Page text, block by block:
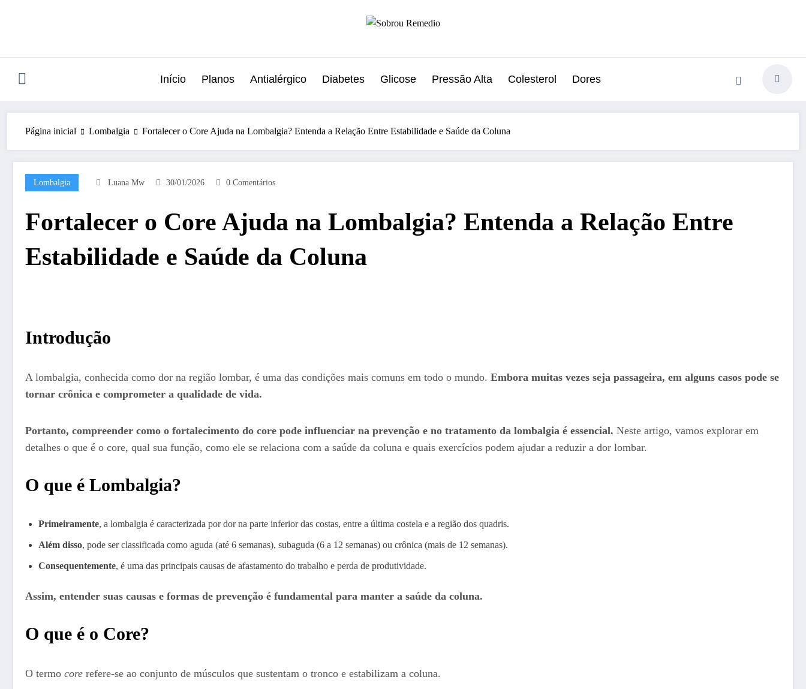
Início Planos Antialérgico Diabetes Glicose Pressão Alta Colesterol Dores
Página inicial Lombalgia Fortalecer o Core Ajuda na Lombalgia? Entenda a Relação Entre Estabilidade e Saúde da Coluna
Lombalgia Luana Mw 30/01/2026 0 Comentários
Fortalecer o Core Ajuda na Lombalgia? Entenda a Relação Entre
Estabilidade e Saúde da Coluna
Introdução
A lombalgia, conhecida como dor na região lombar, é uma das condições mais comuns em todo o mundo. Embora muitas vezes seja passageira, em alguns casos pode se
tornar crônica e comprometer a qualidade de vida.
Portanto, compreender como o fortalecimento do core pode influenciar na prevenção e no tratamento da lombalgia é essencial. Neste artigo, vamos explorar em
detalhes o que é o core, qual sua função, como ele se relaciona com a saúde da coluna e quais exercícios podem ajudar a reduzir a dor lombar.
O que é Lombalgia?
Primeiramente, a lombalgia é caracterizada por dor na parte inferior das costas, entre a última costela e a região dos quadris.
Além disso, pode ser classificada como aguda (até 6 semanas), subaguda (6 a 12 semanas) ou crônica (mais de 12 semanas).
Consequentemente, é uma das principais causas de afastamento do trabalho e perda de produtividade.
Assim, entender suas causas e formas de prevenção é fundamental para manter a saúde da coluna.
O que é o Core?
O termo core refere-se ao conjunto de músculos que sustentam o tronco e estabilizam a coluna.